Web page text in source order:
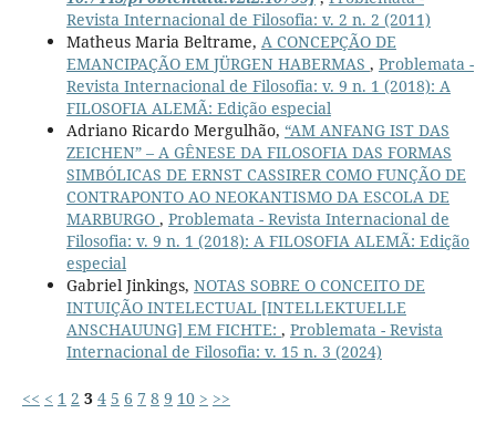
Revista Internacional de Filosofia: v. 2 n. 2 (2011)
Matheus Maria Beltrame, A CONCEPÇÃO DE
EMANCIPAÇÃO EM JÜRGEN HABERMAS , Problemata -
Revista Internacional de Filosofia: v. 9 n. 1 (2018): A
FILOSOFIA ALEMÃ: Edição especial
Adriano Ricardo Mergulhão, “AM ANFANG IST DAS
ZEICHEN” – A GÊNESE DA FILOSOFIA DAS FORMAS
SIMBÓLICAS DE ERNST CASSIRER COMO FUNÇÃO DE
CONTRAPONTO AO NEOKANTISMO DA ESCOLA DE
MARBURGO , Problemata - Revista Internacional de
Filosofia: v. 9 n. 1 (2018): A FILOSOFIA ALEMÃ: Edição
especial
Gabriel Jinkings, NOTAS SOBRE O CONCEITO DE
INTUIÇÃO INTELECTUAL [INTELLEKTUELLE
ANSCHAUUNG] EM FICHTE: , Problemata - Revista
Internacional de Filosofia: v. 15 n. 3 (2024)
<< < 1 2 3 4 5 6 7 8 9 10 > >>